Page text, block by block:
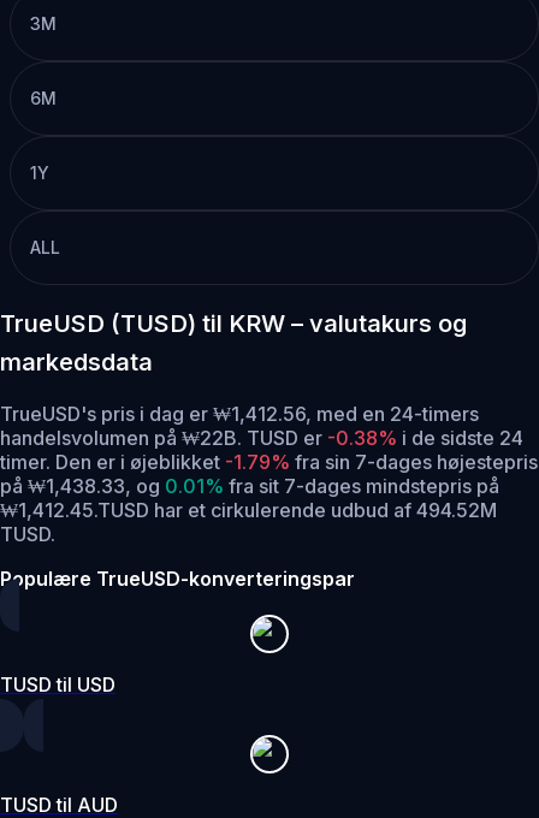
3M
6M
1Y
ALL
TrueUSD (TUSD) til KRW – valutakurs og
markedsdata
TrueUSD's pris i dag er ₩1,412.56, med en 24-timers
handelsvolumen på ₩22B. TUSD er -0.38% i de sidste 24
timer. Den er i øjeblikket -1.79% fra sin 7-dages højestepris
på ₩1,438.33, og 0.01% fra sit 7-dages mindstepris på
₩1,412.45.TUSD har et cirkulerende udbud af 494.52M
TUSD.
Populære TrueUSD-konverteringspar
TUSD til USD
TUSD til AUD